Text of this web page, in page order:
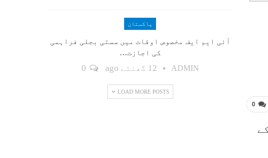
0
پاکستان
آئی ایم ایف مخصوص اوقات میں سستی بجلی فراہمی
کی اجازت…
ADMIN 12 گھنٹے ago
LOAD MORE POSTS